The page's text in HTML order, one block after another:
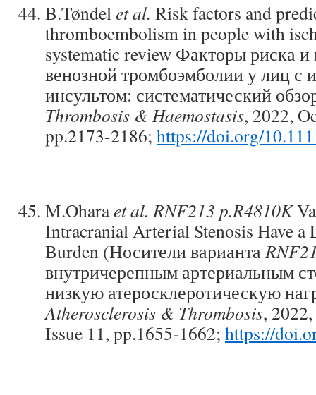
B.Tøndelet al. Risk factors and
thromboembolism in people with
systematic review Факторы риска
венозной тромбоэмболии у лиц с
инсультом: систематический
Thrombosis & Haemostasis, 2022,
pp.2173-2186; https://doi.org/
M.Oharaet al. RNF213 p.R4810K
Intracranial Arterial Stenosis Have a
Burden (Носители варианта
внутричерепным артериальным
низкую атеросклеротическую
Atherosclerosis & Thrombosis,
Issue 11, pp.1655-1662; https://